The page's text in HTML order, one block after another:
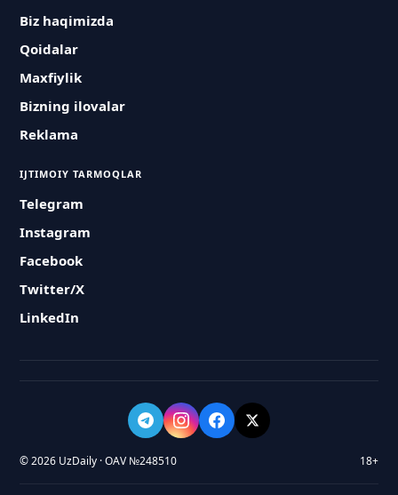
Biz haqimizda
Qoidalar
Maxfiylik
Bizning ilovalar
Reklama
IJTIMOIY TARMOQLAR
Telegram
Instagram
Facebook
Twitter/X
LinkedIn
© 2026 UzDaily · OAV №248510 18+